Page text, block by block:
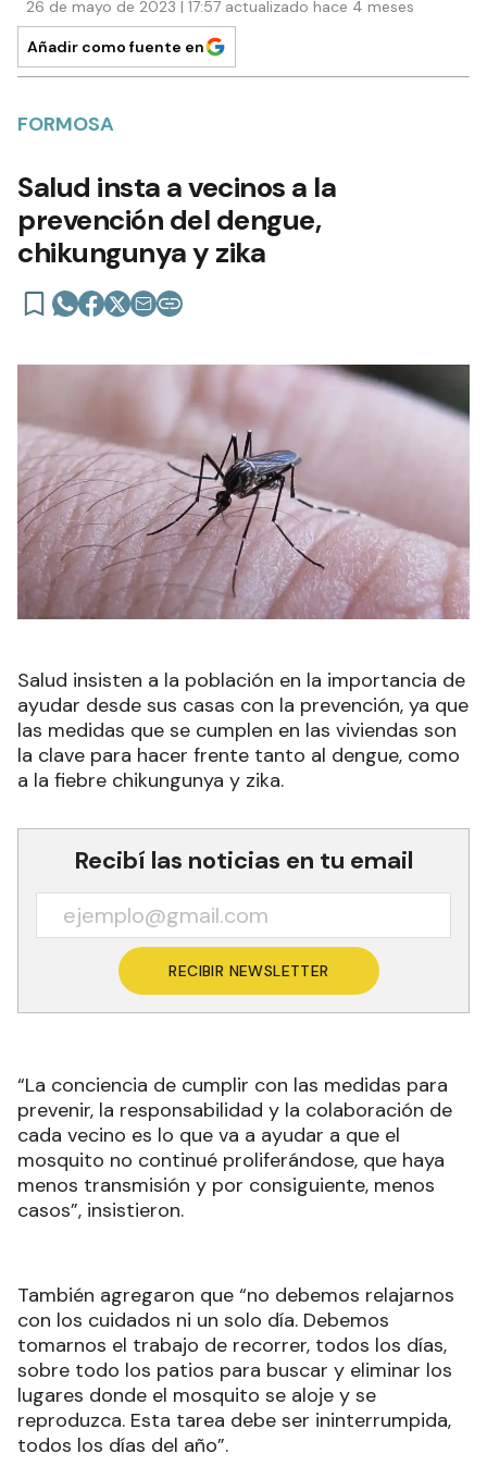
26 de mayo de 2023 | 17:57 actualizado hace 4 meses
Añadir como fuente en
FORMOSA
Salud insta a vecinos a la
prevención del dengue,
chikungunya y zika
Salud insisten a la población en la importancia de
ayudar desde sus casas con la prevención, ya que
las medidas que se cumplen en las viviendas son
la clave para hacer frente tanto al dengue, como
a la fiebre chikungunya y zika.
Recibí las noticias en tu email
RECIBIR NEWSLETTER
“La conciencia de cumplir con las medidas para
prevenir, la responsabilidad y la colaboración de
cada vecino es lo que va a ayudar a que el
mosquito no continué proliferándose, que haya
menos transmisión y por consiguiente, menos
casos”, insistieron.
También agregaron que “no debemos relajarnos
con los cuidados ni un solo día. Debemos
tomarnos el trabajo de recorrer, todos los días,
sobre todo los patios para buscar y eliminar los
lugares donde el mosquito se aloje y se
reproduzca. Esta tarea debe ser ininterrumpida,
todos los días del año”.